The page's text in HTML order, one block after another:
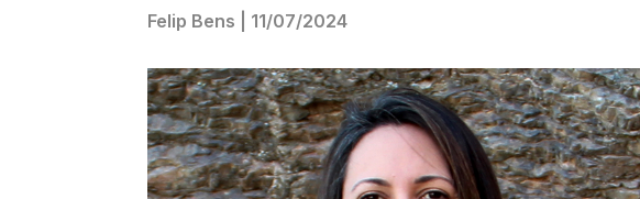
Felip Bens 11/07/2024